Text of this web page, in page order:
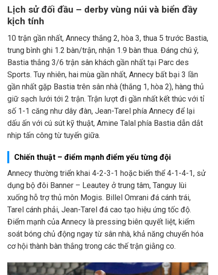
Lịch sử đối đầu – derby vùng núi và biển đầy
kịch tính
10 trận gần nhất, Annecy thắng 2, hòa 3, thua 5 trước Bastia,
trung bình ghi 1.2 bàn/trận, nhận 1.9 bàn thua. Đáng chú ý,
Bastia thắng 3/6 trận sân khách gần nhất tại Parc des
Sports. Tuy nhiên, hai mùa gần nhất, Annecy bất bại 3 lần
gần nhất gặp Bastia trên sân nhà (thắng 1, hòa 2), hàng thủ
giữ sạch lưới tới 2 trận. Trận lượt đi gần nhất kết thúc với tỉ
số 1-1 căng như dây đàn, Jean-Tarel phía Annecy để lại
dấu ấn với cú sút kỹ thuật, Amine Talal phía Bastia dẫn dắt
nhịp tấn công từ tuyến giữa.
Chiến thuật – điểm mạnh điểm yếu từng đội
Annecy thường triển khai 4-2-3-1 hoặc biến thể 4-1-4-1, sử
dụng bộ đôi Banner – Leautey ở trung tâm, Tanguy lùi
xuống hỗ trợ thủ môn Mogis. Billel Omrani đá cánh trái,
Tarel cánh phải, Jean-Tarel đá cao tạo hiệu ứng tốc độ.
Điểm mạnh của Annecy là pressing biên quyết liệt, kiểm
soát bóng chủ động ngay từ sân nhà, khả năng chuyển hóa
cơ hội thành bàn thắng trong các thế trận giằng co.